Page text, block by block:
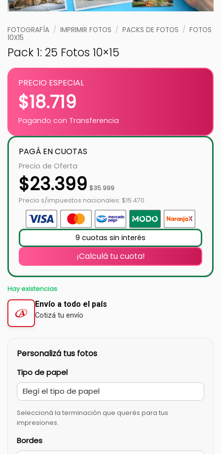
FOTOGRAFÍA / IMPRIMIR FOTOS / PACKS DE FOTOS / FOTOS
10X15
Pack 1: 25 Fotos 10×15
PRECIO ESPECIAL
$18.719
Pagando con Transferencia
PAGÁ EN CUOTAS
Precio de Oferta
$23.399 $35.999
Precio s/impuestos nacionales: $15.470
9 cuotas sin interés
¡Calculá tu cuota!
Hay existencias
Envío a todo el país
Cotizá tu envío
Personalizá tus fotos
Tipo de papel
Seleccioná la terminación que querés para tus
impresiones.
Bordes